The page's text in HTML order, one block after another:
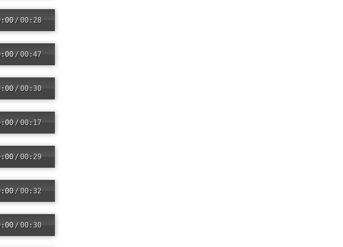
/00:28
/00:47
/00:30
/00:17
/00:29
/00:32
/00:30